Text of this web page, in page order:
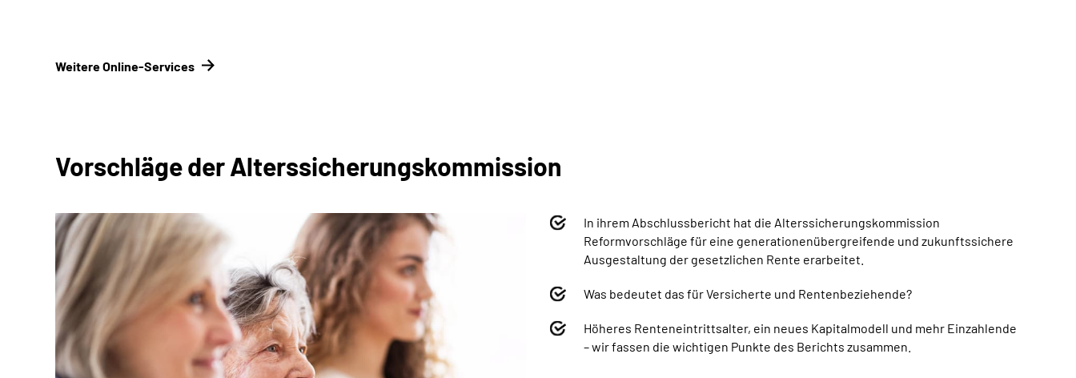
Weitere Online-Services
Vorschläge der Alterssicherungskommission
In ihrem Abschlussbericht hat die Alterssicherungskommission
Reformvorschläge für eine generationenübergreifende und zukunftssichere
Ausgestaltung der gesetzlichen Rente erarbeitet.
Was bedeutet das für Versicherte und Rentenbeziehende?
Höheres Renteneintrittsalter, ein neues Kapitalmodell und mehr Einzahlende
– wir fassen die wichtigen Punkte des Berichts zusammen.